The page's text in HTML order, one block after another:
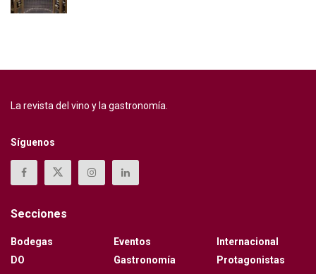
La revista del vino y la gastronomía.
Síguenos
Secciones
Bodegas
DO
Eventos
Gastronomía
Internacional
Protagonistas